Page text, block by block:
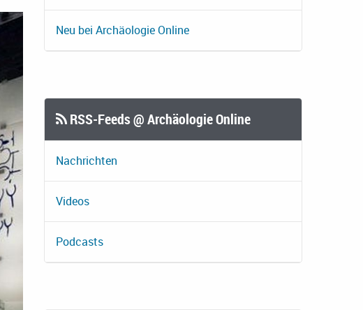
Neu bei Archäologie Online
RSS-Feeds @ Archäologie Online
Nachrichten
Videos
Podcasts